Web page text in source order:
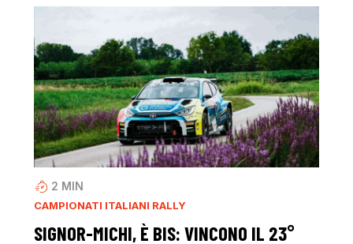
2 MIN
CAMPIONATI ITALIANI RALLY
SIGNOR-MICHI, È BIS: VINCONO IL 23°